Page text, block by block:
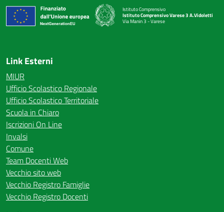
Istituto Comprensivo
Istituto Comprensivo Varese 3 A.Vidoletti
Via Manin 3 - Varese
Link Esterni
MIUR
Ufficio Scolastico Regionale
Ufficio Scolastico Territoriale
Scuola in Chiaro
Iscrizioni On Line
Invalsi
Comune
Team Docenti Web
Vecchio sito web
Vecchio Registro Famiglie
Vecchio Registro Docenti